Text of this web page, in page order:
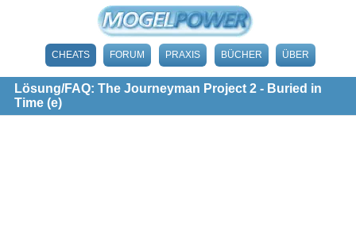
CHEATS FORUM PRAXIS BÜCHER ÜBER
Lösung/FAQ: The Journeyman Project 2 - Buried in
Time (e)